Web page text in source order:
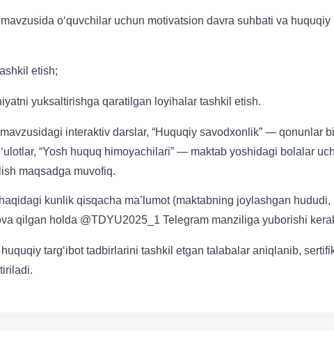
o‘quvchilar uchun motivatsion davra suhbati va huquqiy
etish;
yuksaltirishga qaratilgan loyihalar tashkil etish.
interaktiv darslar, “Huquqiy savodxonlik” — qonunlar
“Yosh huquq himoyachilari” — maktab yoshidagi bolalar
maqsadga muvofiq.
kunlik qisqacha ma’lumot (maktabning joylashgan hududi,
qilgan holda @TDYU2025_1 Telegram manziliga yuborishi
targ‘ibot tadbirlarini tashkil etgan talabalar aniqlanib,